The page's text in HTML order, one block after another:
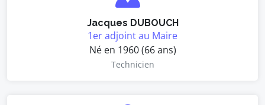
Jacques DUBOUCH
1er adjoint au Maire
Né en 1960 (66 ans)
Technicien